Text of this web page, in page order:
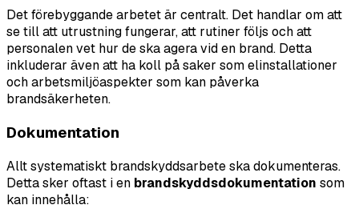
Det förebyggande arbetet är centralt. Det handlar om att
se till att utrustning fungerar, att rutiner följs och att
personalen vet hur de ska agera vid en brand. Detta
inkluderar även att ha koll på saker som elinstallationer
och arbetsmiljöaspekter som kan påverka
brandsäkerheten.
Dokumentation
Allt systematiskt brandskyddsarbete ska dokumenteras.
Detta sker oftast i en brandskyddsdokumentation som
kan innehålla: